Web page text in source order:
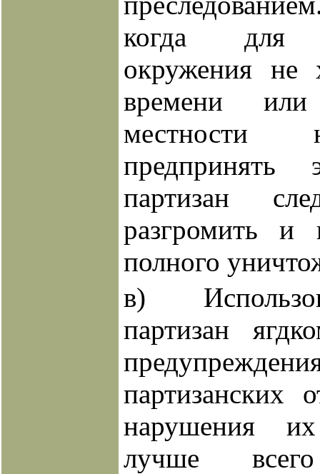
когда для
окружения не
времени
местности
партизан
разгромить и
полного
в)
партизан
партизанских
нарушения
лучше всего